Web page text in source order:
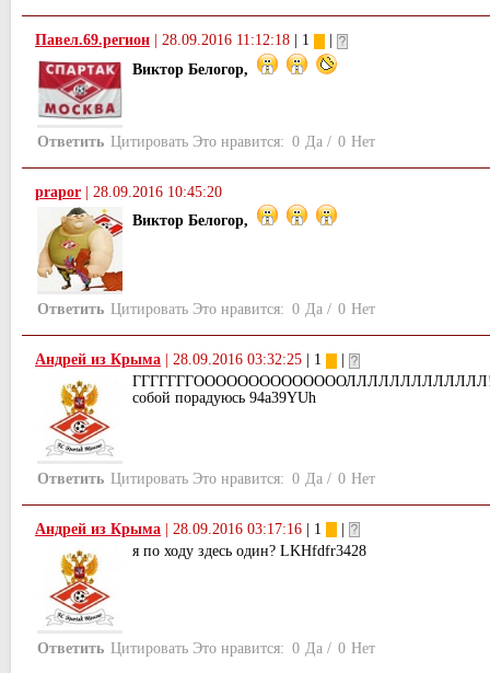
Павел.69.регион 28.09.2016 11:12:18 | 1
Виктор Белогор,
Ответить Цитировать Это нравится: 0 Да / 0 Нет
prapor
28.09.2016 10:45:20
Виктор Белогор,
Ответить Цитировать Это нравится: 0 Да / 0 Нет
Андрей из Крыма 28.09.2016 03:32:25 | 1
собой порадуюсь 94a39YUh
Ответить Цитировать Это нравится: 0 Да / 0 Нет
Андрей из Крыма | 28.09.2016 03:17:16 | 1
|
я по ходу здесь один? LKHfdfr3428
Ответить Цитировать Это нравится: 0 Да / 0 Нет